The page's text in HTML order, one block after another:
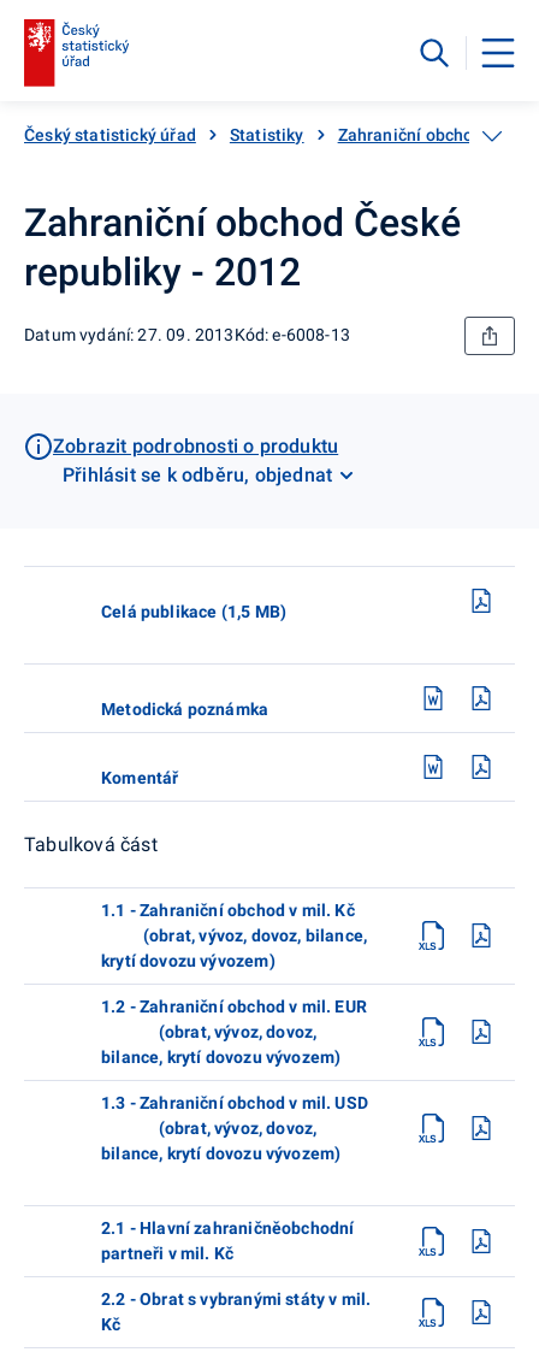
Český statistický úřad Statistiky Zahraniční obchod
Zahraniční obchod České
republiky - 2012
Datum vydání: 27. 09. 2013Kód: e-6008-13
Zobrazit podrobnosti o produktu
Přihlásit se k odběru, objednat
Celá publikace (1,5 MB)
Metodická poznámka
Komentář
Tabulková část
1.1 - Zahraniční obchod v mil. Kč
(obrat, vývoz, dovoz, bilance,
krytí dovozu vývozem)
1.2 - Zahraniční obchod v mil. EUR
(obrat, vývoz, dovoz,
bilance, krytí dovozu vývozem)
1.3 - Zahraniční obchod v mil. USD
(obrat, vývoz, dovoz,
bilance, krytí dovozu vývozem)
2.1 - Hlavní zahraničněobchodní
partneři v mil. Kč
2.2 - Obrat s vybranými státy v mil.
Kč